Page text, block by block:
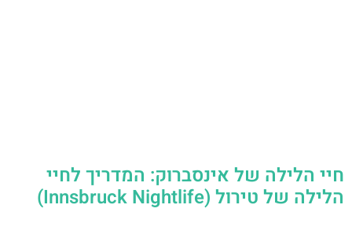
חיי הלילה של אינסברוק: המדריך לחיי
הלילה של טירול (Innsbruck Nightlife)